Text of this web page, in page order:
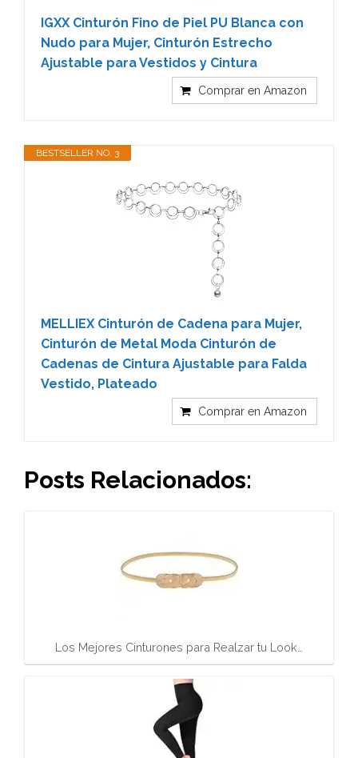
IGXX Cinturón Fino de Piel PU Blanca con
Nudo para Mujer, Cinturón Estrecho
Ajustable para Vestidos y Cintura
Comprar en Amazon
BESTSELLER NO. 3
MELLIEX Cinturón de Cadena para Mujer,
Cinturón de Metal Moda Cinturón de
Cadenas de Cintura Ajustable para Falda
Vestido, Plateado
Comprar en Amazon
Posts Relacionados:
Los Mejores Cinturones para Realzar tu Look…